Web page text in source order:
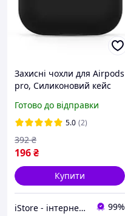
Захисні чохли для Airpods
pro, Cиликоновий кейс
на бездротові навушники
Готово до відправки
5.0 (2)
196₴
392 ₴
Купити
iStore - інтернет-магазин мобільних аксесуарів та іншої техніки 99%